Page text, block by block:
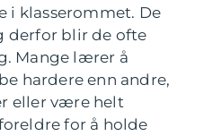
i klasserommet. De
derfor blir de ofte
Mange lærer å
hardere enn andre,
eller være helt
for å holde